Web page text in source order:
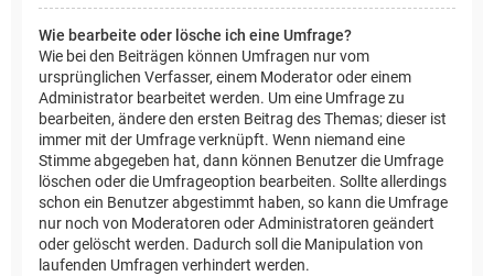
Wie bearbeite oder lösche ich eine Umfrage?
Wie bei den Beiträgen können Umfragen nur vom
ursprünglichen Verfasser, einem Moderator oder einem
Administrator bearbeitet werden. Um eine Umfrage zu
bearbeiten, ändere den ersten Beitrag des Themas; dieser ist
immer mit der Umfrage verknüpft. Wenn niemand eine
Stimme abgegeben hat, dann können Benutzer die Umfrage
löschen oder die Umfrageoption bearbeiten. Sollte allerdings
schon ein Benutzer abgestimmt haben, so kann die Umfrage
nur noch von Moderatoren oder Administratoren geändert
oder gelöscht werden. Dadurch soll die Manipulation von
laufenden Umfragen verhindert werden.